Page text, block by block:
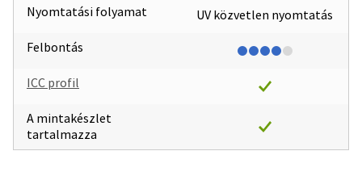
Nyomtatási folyamat
Felbontás
ICC profil
A mintakészlet
tartalmazza
UV közvetlen nyomtatás